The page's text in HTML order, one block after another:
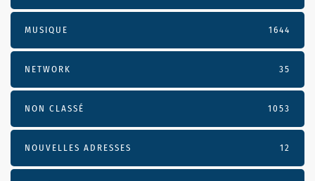
MUSIQUE 1644
NETWORK 35
NON CLASSÉ 1053
NOUVELLES ADRESSES 12